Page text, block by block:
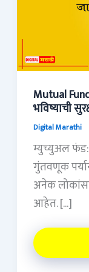
Mutual
भविष्याची
Digital Marathi
म्युच्युअल फंड:
गुंतवणूक
अनेक
आहेत. […]